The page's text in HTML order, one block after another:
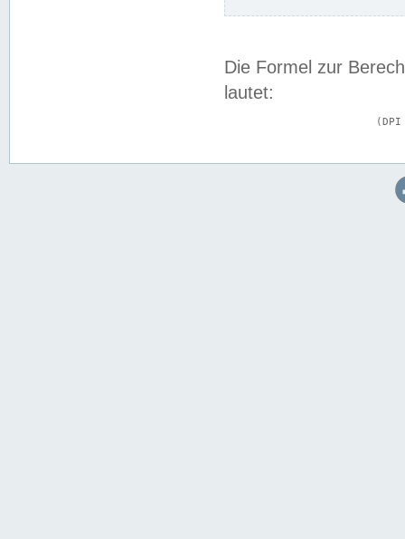
Die Formel zur
lautet: